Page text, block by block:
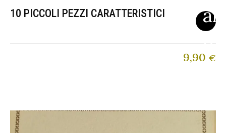
10 PICCOLI PEZZI CARATTERISTICI
9,90 €